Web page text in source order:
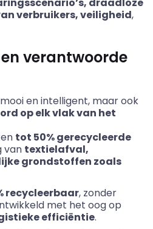
, draadloze
verbruikers,veiligheid,
en verantwoorde
mooienintelligent, maarook
op elkvlakvan het
tot 50%gerecycleerde
van textielafval,
grondstoffen zoals
recycleerbaar, zonder
met het oogop
efficiëntie.